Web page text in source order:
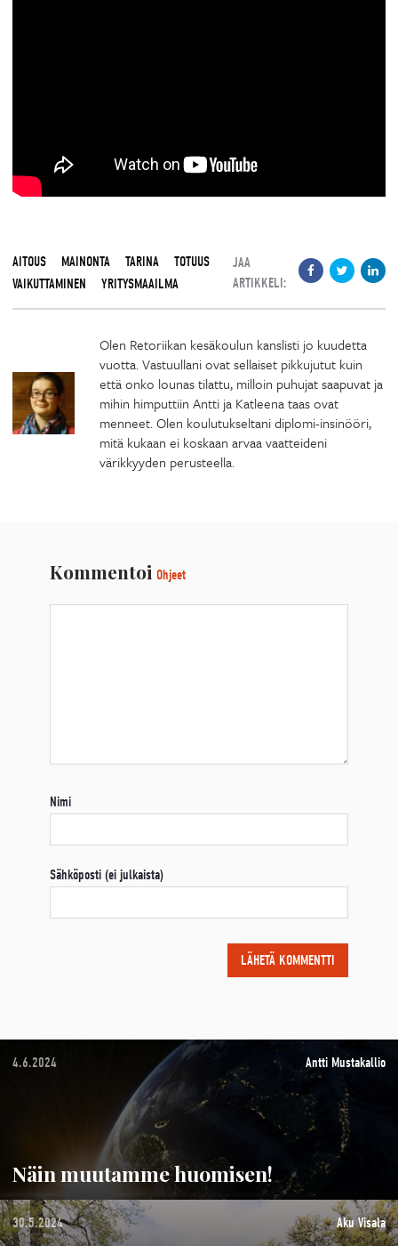
AITOUS MAINONTA TARINA
TOTUUS
VAIKUTTAMINEN
YRITYSMAAILMA
JAA
ARTIKKELI:
Olen Retoriikan kesäkoulun kanslisti jo kuudetta
vuotta. Vastuullani ovat sellaiset pikkujutut kuin
että onko lounas tilattu, milloin puhujat saapuvat ja
mihin himputtiin Antti ja Katleena taas ovat
menneet. Olen koulutukseltani diplomi-insinööri,
mitä kukaan ei koskaan arvaa vaatteideni
värikkyyden perusteella.
Kommentoi Ohjeet
Nimi
Sähköposti (ei julkaista)
4.6.2024 Antti Mustakallio
Näin muutamme huomisen!
30.5.2024 Aku Visala